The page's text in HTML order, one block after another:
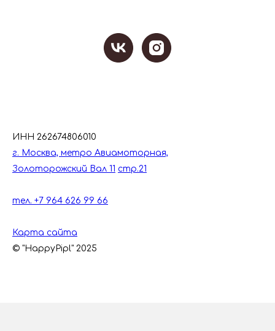
ИНН 262674806010
г. Москва, метро Авиамоторная,
Золоторожский Вал 11 стр.21
тел. +7 964 626 99 66
Карта сайта
© "HappyPipl" 2025